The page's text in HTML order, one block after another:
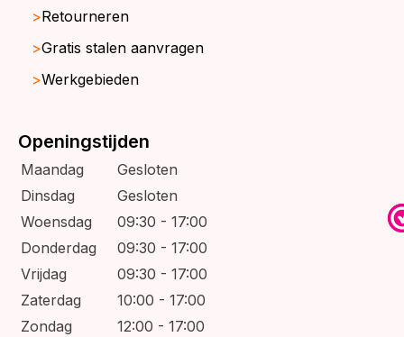
Retourneren
Gratis stalen aanvragen
Werkgebieden
Openingstijden
Maandag
Gesloten
Dinsdag
Gesloten
Woensdag
09:30 - 17:00
Donderdag
09:30 - 17:00
Vrijdag
09:30 - 17:00
Zaterdag
10:00 - 17:00
Zondag
12:00 - 17:00